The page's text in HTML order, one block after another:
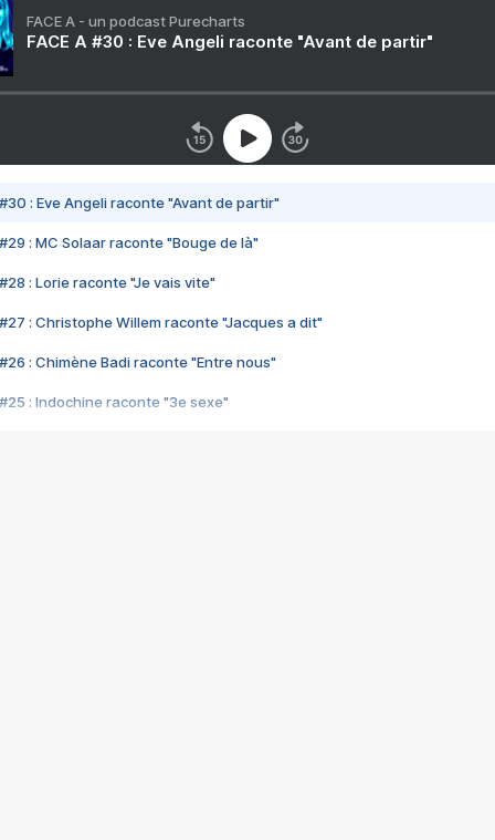
FACE A - un podcast Purecharts
FACE A #30 : Eve Angeli raconte "Avant de partir"
#30 : Eve Angeli raconte "Avant de partir"
#29 : MC Solaar raconte "Bouge de là"
#28 : Lorie raconte "Je vais vite"
#27 : Christophe Willem raconte "Jacques a dit"
#26 : Chimène Badi raconte "Entre nous"
#25 : Indochine raconte "3e sexe"